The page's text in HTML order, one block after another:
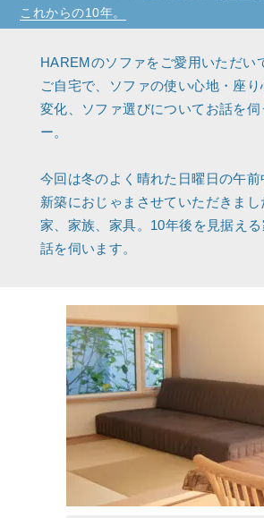
これからの10年。
HAREMのソファをご愛用いただい
ご自宅で、ソファの使い心地・座
変化、ソファ選びについてお話を伺
ー。
今回は冬のよく晴れた日曜日の午
新築におじゃまさせていただきまし
家、家族、家具。10年後を見据え
話を伺います。